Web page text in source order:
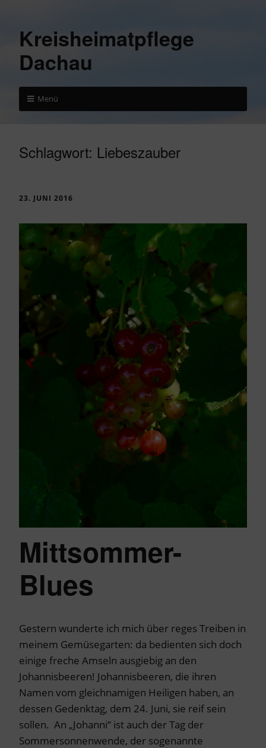
Kreisheimatpflege
Dachau
Menü
Schlagwort: Liebeszauber
23. JUNI 2016
Mittsommer-
Blues
Gestern wunderte ich mich über reges Treiben in
meinem Gemüsegarten: da bedienten sich doch
einige freche Amseln ausgiebig an den
Johannisbeeren! Johannisbeeren, die ihren
Namen vom gleichnamigen Heiligen haben, an
dessen Gedenktag, dem 24. Juni, sie reif sein
sollen. An „Johanni“ ist auch der Tag der
Sommersonnenwende, der sogenannte